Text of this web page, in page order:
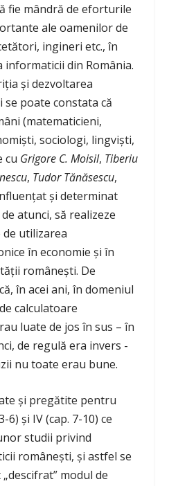
fie mândră de eforturile
ale oamenilor de
ingineri etc., în
din România.
și dezvoltarea
poate constata că
(matematicieni,
sociologi, lingvişti,
cu Grigore C. Moisil, Tiberiu
, Tudor Tănăsescu,
și determinat
atunci, să realizeze
de utilizarea
în economie și în
românești. De
în acei ani, în domeniul
calculatoare
luate de jos în sus – în
de regulă era invers -
nu toate erau bune.
și pregătite pentru
6) și IV (cap. 7-10) ce
studii privind
românești, și astfel se
modul de